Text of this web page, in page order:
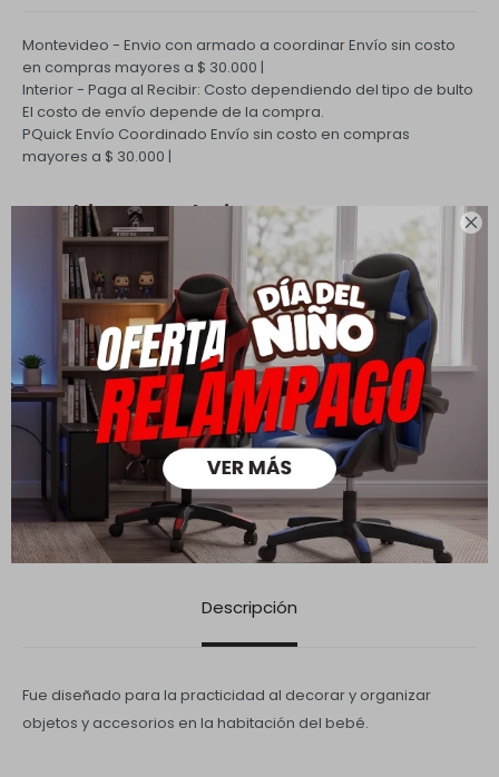

Montevideo - Envio con armado a coordinarEnvío sin costo
en compras mayores a $ 30.000 |
Interior - Paga al Recibir: Costo dependiendo del tipo de bulto
El costo de envío depende de la compra.
PQuick Envío Coordinado Envío sin costo en compras
mayores a $ 30.000 |
Cambios y Devoluciones
Todas las compras realizadas tienen un plazo de 5 días para
su cambio.
Ver mas
Medios de pago
Descripción
Fue diseñado para la practicidad al decorar y organizar
objetos y accesorios en la habitación del bebé.